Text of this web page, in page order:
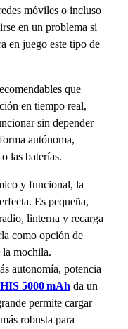
móviles o incluso
en un problema si
en juego este tipo de
que
en tiempo real,
sin depender
autónoma,
las baterías.
y funcional, la
Es pequeña,
linterna y recarga
como opción de
la mochila.
autonomía, potencia
5000 mAh da un
permite cargar
robusta para